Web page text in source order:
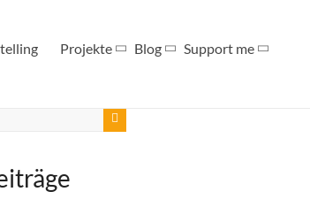
Projekte Blog Support me